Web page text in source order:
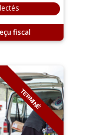
TERMINÉ